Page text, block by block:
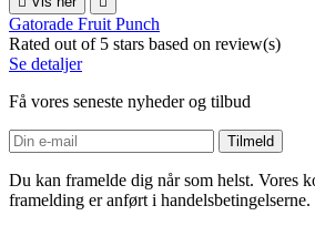
Gatorade Fruit Punch
Rated out of 5 stars based on review(s)
Se detaljer
Få vores seneste nyheder og tilbud
Du kan framelde dig når som helst. Vores
framelding er anført i handelsbetingelserne.